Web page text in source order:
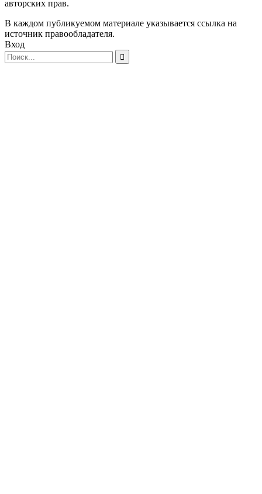
авторских прав.
В каждом публикуемом материале указывается ссылка на
источник правообладателя.
Вход